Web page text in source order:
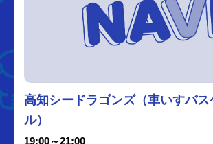
高知シードラゴンズ（車いすバス
ル）
19:00～21:00